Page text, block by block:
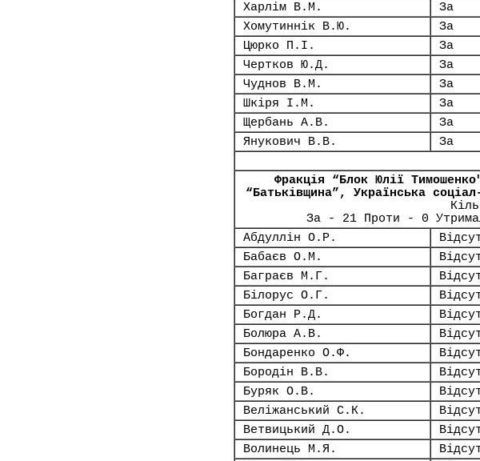
Харлім В.М.
За
Хомутиннік В.Ю.
За
Цюрко П.І.
За
Чертков Ю.Д.
За
Чуднов В.М.
За
Шкіря І.М.
За
Щербань А.В.
За
Янукович В.В.
За
Фракція “Блок Юлії
“Батьківщина”, Українська
За - 21 Проти - 0
Абдуллін О.Р.
Бабаєв О.М.
Баграєв М.Г.
Білорус О.Г.
Богдан Р.Д.
Болюра А.В.
Бондаренко О.Ф.
Бородін В.В.
Буряк О.В.
Веліжанський С.К.
Ветвицький Д.О.
Волинець М.Я.